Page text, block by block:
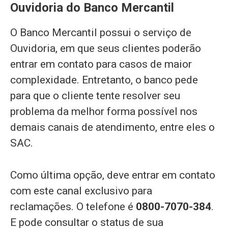
Ouvidoria do Banco Mercantil
O Banco Mercantil possui o serviço de
Ouvidoria, em que seus clientes poderão
entrar em contato para casos de maior
complexidade. Entretanto, o banco pede
para que o cliente tente resolver seu
problema da melhor forma possível nos
demais canais de atendimento, entre eles o
SAC.
Como última opção, deve entrar em contato
com este canal exclusivo para
reclamações. O telefone é 0800-7070-384.
E pode consultar o status de sua